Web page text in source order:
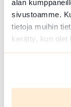
alan
sivustoamme.
tietoja muihin
kerätty, kun olet